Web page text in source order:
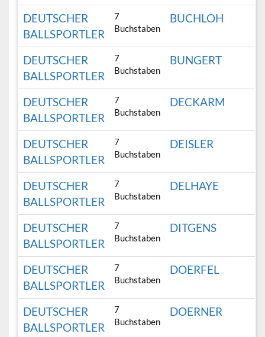
DEUTSCHER
BALLSPORTLER
7
Buchstaben
BUCHLOH
DEUTSCHER
BALLSPORTLER
7
Buchstaben
BUNGERT
DEUTSCHER
BALLSPORTLER
7
Buchstaben
DECKARM
DEUTSCHER
BALLSPORTLER
7
Buchstaben
DEISLER
DEUTSCHER
BALLSPORTLER
7
Buchstaben
DELHAYE
DEUTSCHER
BALLSPORTLER
7
Buchstaben
DITGENS
DEUTSCHER
BALLSPORTLER
7
Buchstaben
DOERFEL
DEUTSCHER
BALLSPORTLER
7
Buchstaben
DOERNER